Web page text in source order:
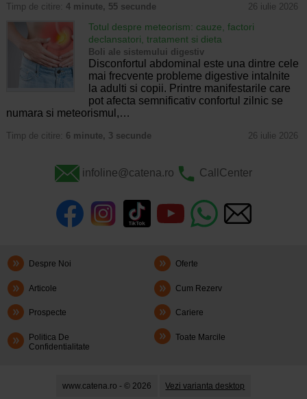
Timp de citire: 4 minute, 55 secunde 26 iulie 2026
Totul despre meteorism: cauze, factori
declansatori, tratament si dieta
Boli ale sistemului digestiv
Disconfortul abdominal este una dintre cele
mai frecvente probleme digestive intalnite
la adulti si copii. Printre manifestarile care
pot afecta semnificativ confortul zilnic se
numara si meteorismul,…
Timp de citire: 6 minute, 3 secunde 26 iulie 2026
infoline@catena.ro CallCenter
Despre Noi Oferte
Articole Cum Rezerv
Prospecte Cariere
Politica De
Confidentialitate
Toate Marcile
www.catena.ro - © 2026 Vezi varianta desktop